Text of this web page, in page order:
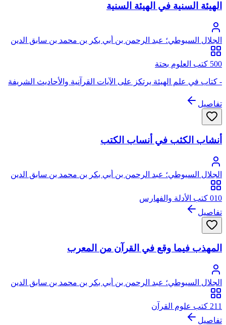
الهيئة السنية في الهيئة السنية
الجلال السيوطي؛ عبد الرحمن بن أبي بكر بن محمد بن سابق الدين
الخضيري السيوطي، جلال الدين
500 كتب العلوم بحتة
- كتاب في علم الهيئة يرتكز على الآيات القرآنية والأحاديث الشريفة
تفاصيل
أنشاب الكثب في أنساب الكتب
الجلال السيوطي؛ عبد الرحمن بن أبي بكر بن محمد بن سابق الدين
الخضيري السيوطي، جلال الدين
010 كتب الأدلة والفهارس
تفاصيل
المهذب فيما وقع في القرآن من المعرب
الجلال السيوطي؛ عبد الرحمن بن أبي بكر بن محمد بن سابق الدين
الخضيري السيوطي، جلال الدين
211 كتب علوم القرآن
تفاصيل